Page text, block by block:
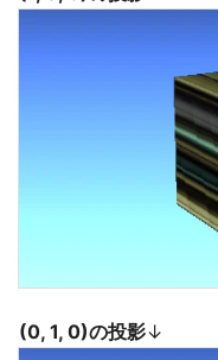
(0, 1, 0)の投影↓